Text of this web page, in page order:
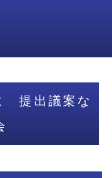
提出議案な